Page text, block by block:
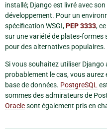
installé; Django est livré avec
développement. Pour un
spécification WSGI,PEP 3333,
sur une variété de plates-formes
pour des alternatives populaires.
Si vous souhaitez utiliser Django
probablement le cas, vous aurez
base de données. PostgreSQL
sommes des admirateurs de
Oraclesont également pris en